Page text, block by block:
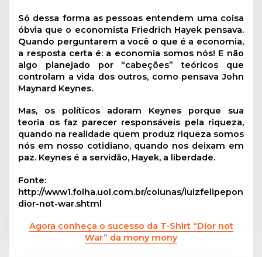
Só dessa forma as pessoas entendem uma coisa
óbvia que o economista Friedrich Hayek pensava.
Quando perguntarem a você o que é a economia,
a resposta certa é: a economia somos nós! E não
algo planejado por “cabeções” teóricos que
controlam a vida dos outros, como pensava John
Maynard Keynes.
Mas, os políticos adoram Keynes porque sua
teoria os faz parecer responsáveis pela riqueza,
quando na realidade quem produz riqueza somos
nós em nosso cotidiano, quando nos deixam em
paz. Keynes é a servidão, Hayek, a liberdade.
Fonte:
http://www1.folha.uol.com.br/colunas/luizfelipeponde/
dior-not-war.shtml
Agora conheça o sucesso da T-Shirt “Dior not
War” da mony mony